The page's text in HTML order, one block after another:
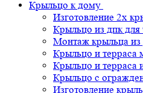
Крыльцо к дому
Изготовление 2х
Крыльцо из дпк
Монтаж крыльца
Крыльцо и терраса
Крыльцо и терраса
Крыльцо с
Изготовление